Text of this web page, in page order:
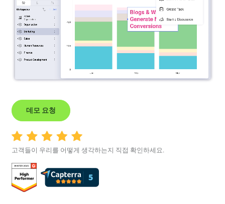
데모 요청
고객들이 우리를 어떻게 생각하는지 직접 확인하세요.